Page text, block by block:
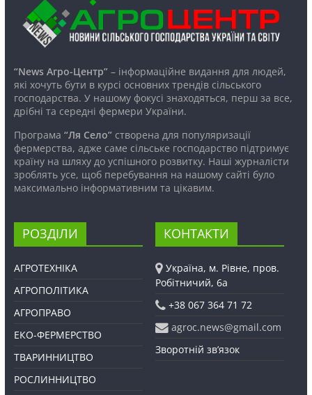
“News Агро-Центр”– інформаційне видання для людей,
які хочуть бути в курсі основних трендів сільського
господарства. У нашому фокусі знаходяться, перш за все,
дрібні та середні фермери України.
Програма “Ля Село”створена для популяризації
фермерства, адже саме сільське господарство підтримує
країну на шляху до успішного розвитку. Наші журналісти
зроблять усе, щоб перебування на нашому сайті було
максимально інформативним та цікавим.
РОЗДІЛИ
АГРОТЕХНІКА
АГРОПОЛІТИКА
АГРОПРАВО
ЕКО-ФЕРМЕРСТВО
ТВАРИННИЦТВО
РОСЛИННИЦТВО
КОНТАКТИ
Україна, м. Рівне, пров.
Робітничий, 6а
+38 067 364 71 72
agroc.news@gmail.com
Зворотній зв’язок